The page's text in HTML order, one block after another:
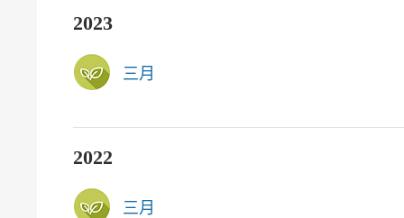
2023
三月
2022
三月